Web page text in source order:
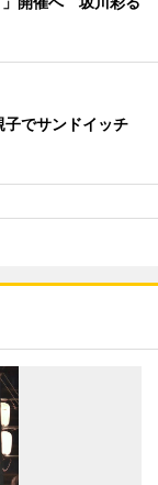
でサンドイッチ